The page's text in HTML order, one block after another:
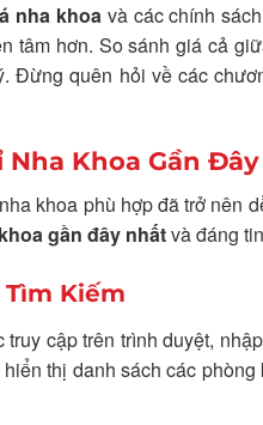
nha khoavà các chính
tâm hơn. So sánh giá cả
quên hỏi về các
Nha Khoa Gần
khoa phù hợp đã trở nên
gần đây nhấtvà đáng
Tìm Kiếm
cập trên trình duyệt,
thị danh sách các